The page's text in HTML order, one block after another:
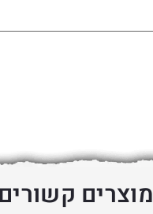
מוצרים קשורים